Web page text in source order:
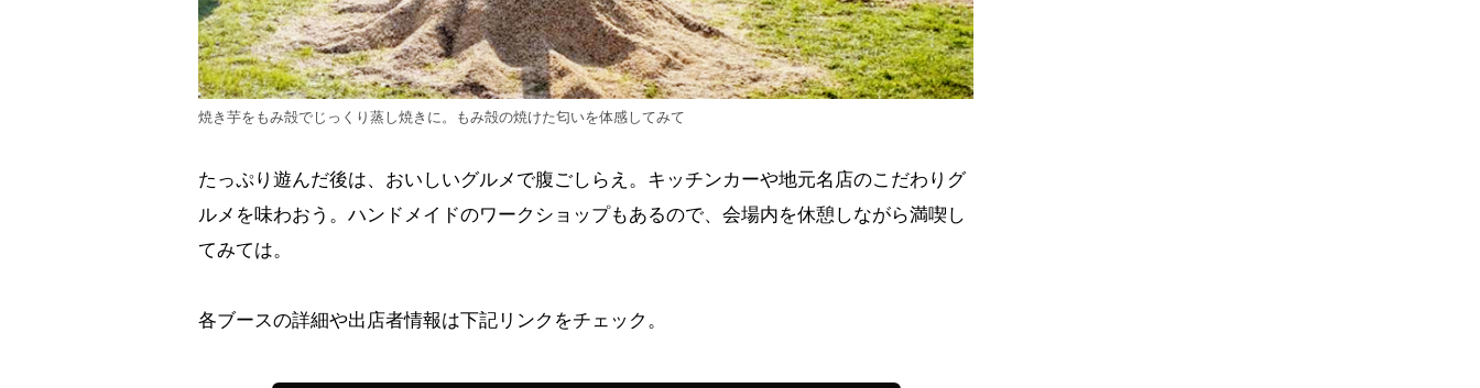
焼き芋をもみ殻でじっくり蒸し焼きに。もみ殻の焼けた匂いを体感してみて
たっぷり遊んだ後は、おいしいグルメで腹ごしらえ。キッチンカーや地元名店のこだわりグ
ルメを味わおう。ハンドメイドのワークショップもあるので、会場内を休憩しながら満喫し
てみては。
各ブースの詳細や出店者情報は下記リンクをチェック。